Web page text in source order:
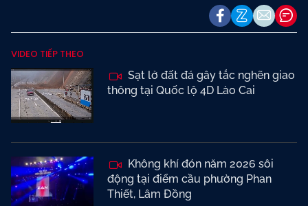
VIDEO TIẾP THEO
Sạt lở đất đá gây tắc nghẽn giao
thông tại Quốc lộ 4D Lào Cai
Không khí đón năm 2026 sôi
động tại điểm cầu phường Phan
Thiết, Lâm Đồng